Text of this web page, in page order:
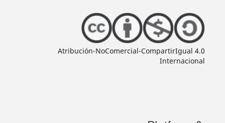
Atribución-NoComercial-CompartirIgual 4.0
Internacional